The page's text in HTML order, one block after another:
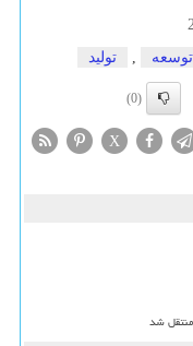
توسعه , تولید
(0)
X